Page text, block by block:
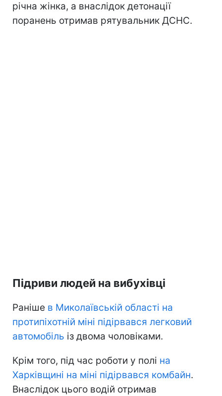
річна жінка, а внаслідок детонації
поранень отримав рятувальник ДСНС.
Підриви людей на вибухівці
Раніше в Миколаївській області на
протипіхотній міні підірвався легковий
автомобіль із двома чоловіками.
Крім того, під час роботи у полі на
Харківщині на міні підірвався комбайн.
Внаслідок цього водій отримав